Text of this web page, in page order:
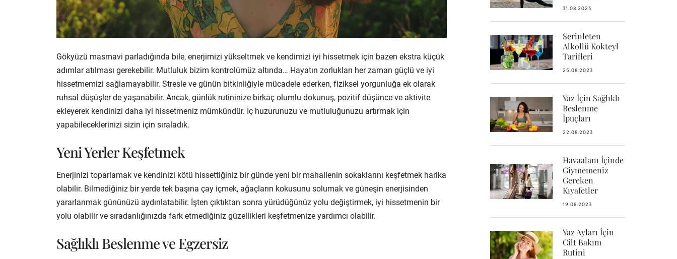
Gökyüzü masmavi parladığında bile, enerjimizi yükseltmek ve kendimizi iyi hissetmek için bazen ekstra küçük
adımlar atılması gerekebilir. Mutluluk bizim kontrolümüz altında… Hayatın zorlukları her zaman güçlü ve iyi
hissetmemizi sağlamayabilir. Stresle ve günün bitkinliğiyle mücadele ederken, fiziksel yorgunluğa ek olarak
ruhsal düşüşler de yaşanabilir. Ancak, günlük rutininize birkaç olumlu dokunuş, pozitif düşünce ve aktivite
ekleyerek kendinizi daha iyi hissetmeniz mümkündür. İç huzurunuzu ve mutluluğunuzu artırmak için
yapabileceklerinizi sizin için sıraladık.
Yeni Yerler Keşfetmek
Enerjinizi toparlamak ve kendinizi kötü hissettiğiniz bir günde yeni bir mahallenin sokaklarını keşfetmek harika
olabilir. Bilmediğiniz bir yerde tek başına çay içmek, ağaçların kokusunu solumak ve güneşin enerjisinden
yararlanmak gününüzü aydınlatabilir. İşten çıktıktan sonra yürüdüğünüz yolu değiştirmek, iyi hissetmenin bir
yolu olabilir ve sıradanlığınızda fark etmediğiniz güzellikleri keşfetmenize yardımcı olabilir.
Sağlıklı Beslenme ve Egzersiz
Yaz Ayları İçin
Cilt Bakım
Rutini
Havaalanı İçinde
Giymemeniz
Gereken
Kıyafetler
19.08.2023
Yaz İçin Sağlıklı
Beslenme
İpuçları
22.08.2023
Serinleten
Alkollü Kokteyl
Tarifleri
25.08.2023
31.08.2023